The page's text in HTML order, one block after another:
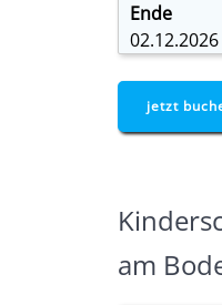
Ende
02.12.2026
jetzt
am